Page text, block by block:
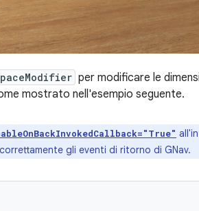
per modificare le
mostrato nell'esempio seguente.
gli eventi di ritorno di GNav.